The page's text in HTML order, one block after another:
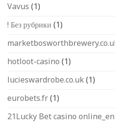
Vavus (1)
! Без рубрики (1)
hotloot-casino (1)
lucieswardrobe.co.uk(1)
eurobets.fr(1)
21Lucky Bet casino online_en